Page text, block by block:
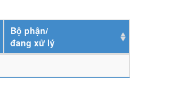
Bộ phận/
đang xử lý